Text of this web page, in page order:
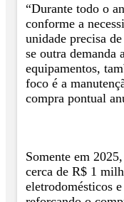
“Durante todo o
conforme a
unidade precisa
se outra demanda
equipamentos,
foco é a
compra pontual
Somente em
cerca de R$ 1
eletrodomésticos